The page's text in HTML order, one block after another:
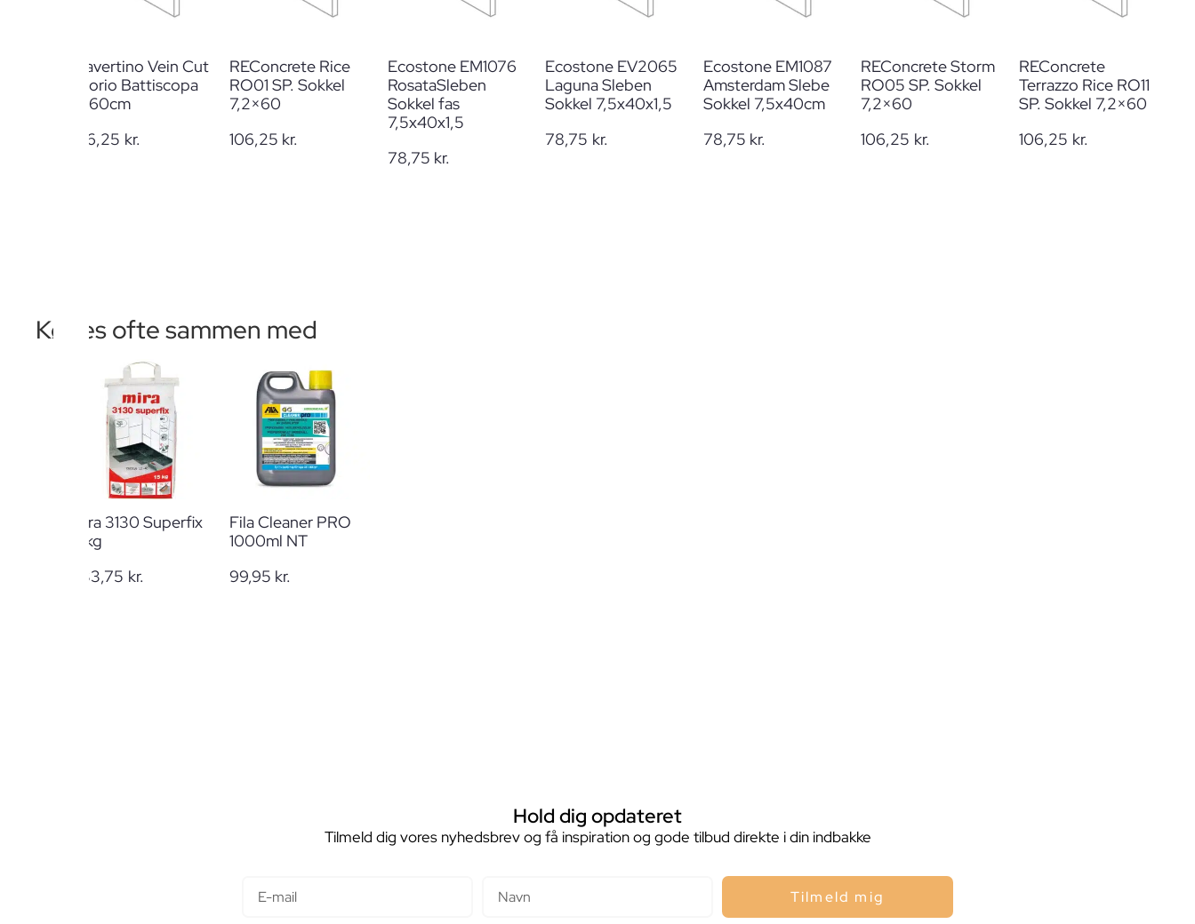
Travertino Vein Cut
Avorio Battiscopa
7x60cm
106,25 kr.
REConcrete Rice
RO01 SP. Sokkel
7,2×60
106,25 kr.
Ecostone EM1076
RosataSleben
Sokkel fas
7,5x40x1,5
78,75 kr.
Ecostone EV2065
Laguna Sleben
Sokkel 7,5x40x1,5
78,75 kr.
Ecostone EM1087
Amsterdam Slebe
Sokkel 7,5x40cm
78,75 kr.
REConcrete Storm
RO05 SP. Sokkel
7,2×60
106,25 kr.
REConcrete
Terrazzo Rice RO11
SP. Sokkel 7,2×60
106,25 kr.
Købes ofte sammen med
Mira 3130 Superfix
15kg
233,75 kr.
Fila Cleaner PRO
1000ml NT
99,95 kr.
Hold dig opdateret
Tilmeld dig vores nyhedsbrev og få inspiration og gode tilbud direkte i din indbakke
Tilmeld mig